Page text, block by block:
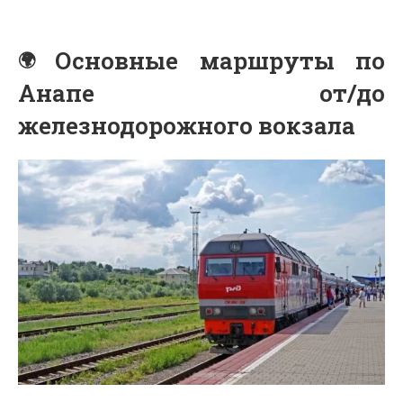
Основные маршруты по
Анапе от/до
железнодорожного вокзала